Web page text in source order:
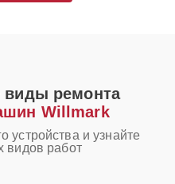
виды ремонта
Willmark
устройства и узнайте
видов работ